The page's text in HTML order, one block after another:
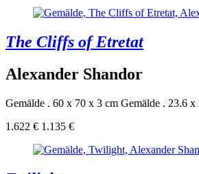
The Cliffs of Etretat
Alexander Shandor
Gemälde . 60 x 70 x 3 cm Gemälde . 23.6
1.622 € 1.135 €